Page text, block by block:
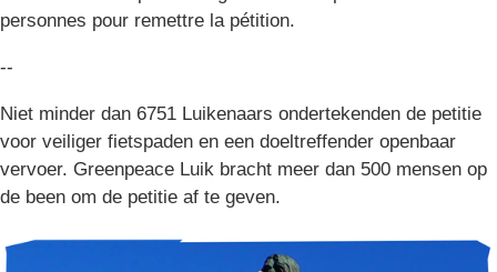
personnes pour remettre la pétition.
--
Niet minder dan 6751 Luikenaars ondertekenden de petitie
voor veiliger fietspaden en een doeltreffender openbaar
vervoer. Greenpeace Luik bracht meer dan 500 mensen op
de been om de petitie af te geven.